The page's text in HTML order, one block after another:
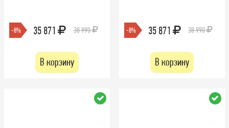
-8% 35 871 38 990
В корзину
-8% 35 871 38 990
В корзину